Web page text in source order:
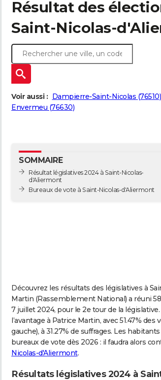
Résultat des
Saint-Nicolas-
Voir aussi : Dampierre-Saint-Nicolas (76510)
Envermeu (76630)
SOMMAIRE
Résultat législatives 2024 à Saint-Nicolas-
d'Aliermont
Bureaux de vote à Saint-Nicolas-d'Aliermont
Découvrez les résultats des législatives à
Martin (Rassemblement National) a réuni
7 juillet 2024, pour le 2e tour de la
l’avantage à Patrice Martin, avec 51.47%
gauche), à 31.27% de suffrages. Les
bureaux de vote dès 2026 : il faudra alors
Nicolas-d'Aliermont.
Résultats législatives 2024 à